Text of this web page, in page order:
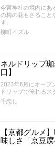
今宮神社の境内にあ
の梅の花もさること
す。
柳町イズル
ネルドリップ
口】
2023年6月にオープ
ドリップで淹れる
千恋し
【京都グルメ
味しさ「京豆腐